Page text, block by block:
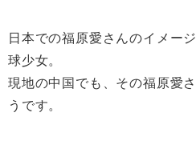
日本での福原愛さんのイメー
球少女。
現地の中国でも、その福原愛
うです。